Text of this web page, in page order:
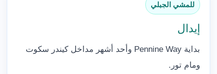
للمشي الجبلي
إيدال
بداية Pennine Way وأحد أشهر مداخل كيندر سكوت
ومام تور.